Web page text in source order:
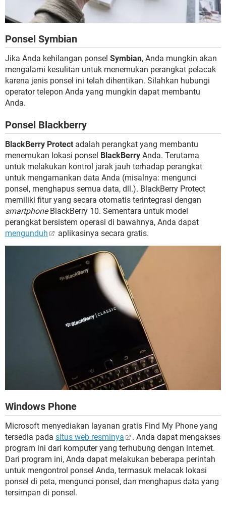
Ponsel Symbian
Jika Anda kehilangan ponsel Symbian, Anda mungkin akan
mengalami kesulitan untuk menemukan perangkat pelacak
karena jenis ponsel ini telah dihentikan. Silahkan hubungi
operator telepon Anda yang mungkin dapat membantu
Anda.
Ponsel Blackberry
BlackBerry Protect adalah perangkat yang membantu
menemukan lokasi ponsel BlackBerry Anda. Terutama
untuk melakukan kontrol jarak jauh terhadap perangkat
untuk mengamankan data Anda (misalnya: mengunci
ponsel, menghapus semua data, dll.). BlackBerry Protect
memiliki fitur yang secara otomatis terintegrasi dengan
smartphoneBlackBerry 10. Sementara untuk model
perangkat bersistem operasi di bawahnya, Anda dapat
mengunduh
aplikasinya secara gratis.
Windows Phone
Microsoft menyediakan layanan gratis Find My Phone yang
tersedia pada situs web resminya
. Anda dapat mengakses
program ini dari komputer yang terhubung dengan internet.
Dari program ini, Anda dapat melakukan beberapa perintah
untuk mengontrol ponsel Anda, termasuk melacak lokasi
ponsel di peta, mengunci ponsel, dan menghapus data yang
tersimpan di ponsel.